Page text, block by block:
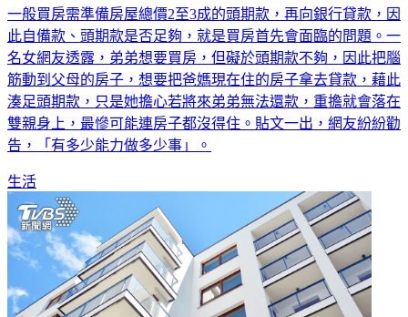
一般買房需準備房屋總價2至3成的頭期款，再向銀行貸款，因
此自備款、頭期款是否足夠，就是買房首先會面臨的問題。一
名女網友透露，弟弟想要買房，但礙於頭期款不夠，因此把腦
筋動到父母的房子，想要把爸媽現在住的房子拿去貸款，藉此
湊足頭期款，只是她擔心若將來弟弟無法還款，重擔就會落在
雙親身上，最慘可能連房子都沒得住。貼文一出，網友紛紛勸
告，「有多少能力做多少事」。
生活